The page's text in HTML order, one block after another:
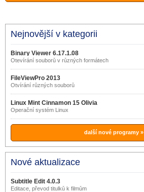
Nejnovější v kategorii
Binary Viewer 6.17.1.08
Otevírání souborů v různých formátech
FileViewPro 2013
Otvírání různých souborů
Linux Mint Cinnamon 15 Olivia
Operační systém Linux
další nové programy »
Nové aktualizace
Subtitle Edit 4.0.3
Editace, převod titulků k filmům